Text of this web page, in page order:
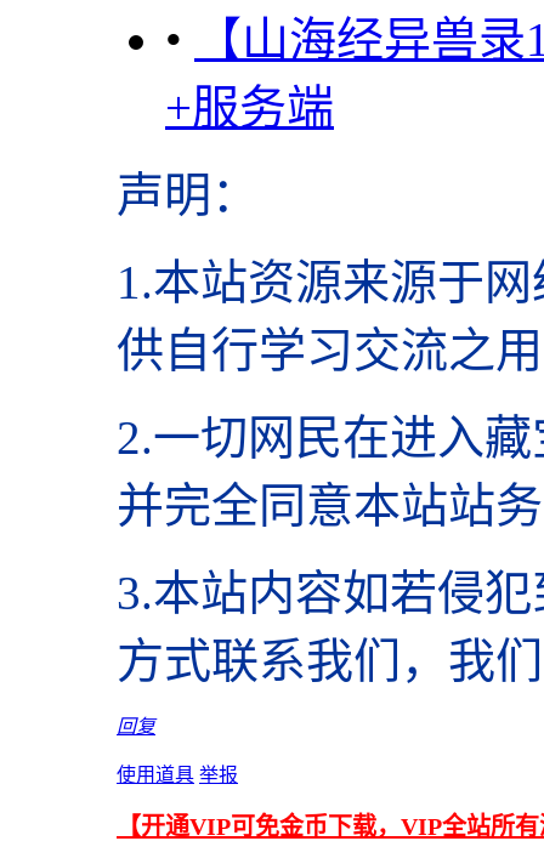
•
【山海经异兽
+服务端
声明 ：
1.本站资源来源于
供自行学习交流之
2.一切网民在进入
并完全同意本站站
3.本站内容如若侵
方式联系我们，我
回复
使用道具 举报
【开通VIP可免金币下载，VIP全站所